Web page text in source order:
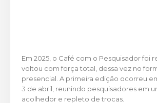
Em 2025, o Café com o Pesquisador foi
voltou com força total, dessa vez no
presencial. A primeira edição ocorreu
3 de abril, reunindo pesquisadores em
acolhedor e repleto de trocas.